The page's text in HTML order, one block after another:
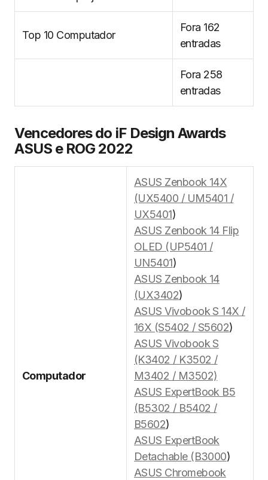
Top 10 Computador
Fora 162
entradas
Fora 258
entradas
Vencedores do iF Design Awards
ASUS e ROG 2022
Computador
ASUS Zenbook 14X
(UX5400 / UM5401 /
UX5401)
ASUS Zenbook 14 Flip
OLED (UP5401 /
UN5401)
ASUS Zenbook 14
(UX3402)
ASUS Vivobook S 14X /
16X (S5402 / S5602)
ASUS Vivobook S
(K3402 / K3502 /
M3402 / M3502)
ASUS ExpertBook B5
(B5302 / B5402 /
B5602)
ASUS ExpertBook
Detachable (B3000)
ASUS Chromebook